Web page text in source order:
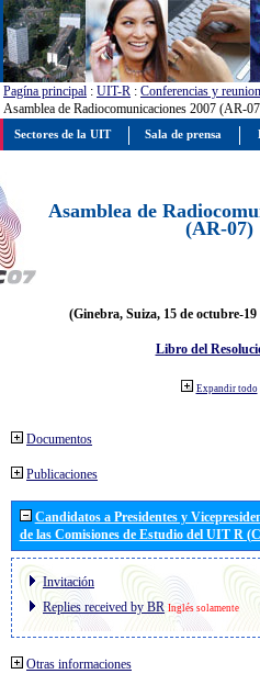
Pagína principal : UIT-R : Conferencias y
Asamblea de Radiocomunicaciones 2007 (AR-
Asamblea de
(AR-07)
(Ginebra, Suiza, 15 de octubre-19
Libro del
Expandir todo
Documentos
Publicaciones
Candidatos a Presidentes y
de las Comisiones de Estudio del UIT R
Invitación
Replies received by BR Inglés solamente
Otras informaciones
Sectores de la UIT Sala de prensa